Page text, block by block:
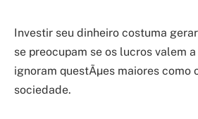
Investir seu dinheiro costuma
se preocupam se os lucros valem
ignoram questÃµes maiores como
sociedade.